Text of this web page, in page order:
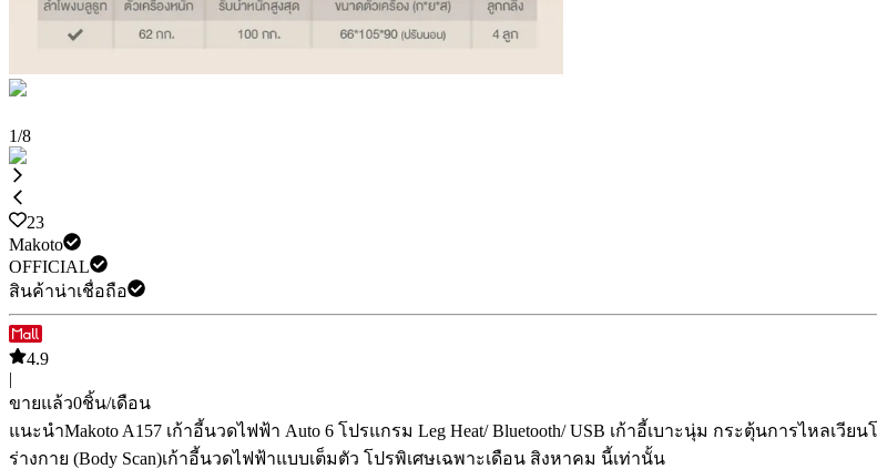
1/8
23
Makoto
OFFICIAL
สินค้าน่าเชื่อถือ
4.9
|
ขายแล้ว0ชิ้น/เดือน
แนะนำMakoto A157 เก้าอี้นวดไฟฟ้า Auto 6 โปรแกรม Leg Heat/ Bluetooth/ USB เก้าอี้เบาะนุ่ม กระตุ้นการไห
ร่างกาย (Body Scan)เก้าอี้นวดไฟฟ้าแบบเต็มตัว โปรพิเศษเฉพาะเดือน สิงหาคม นี้เท่านั้น